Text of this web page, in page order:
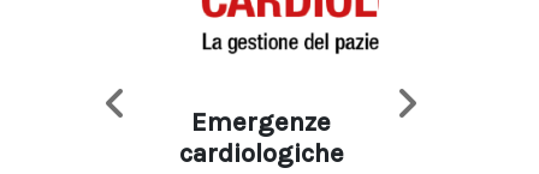
Emergenze
cardiologiche